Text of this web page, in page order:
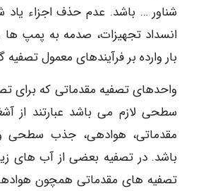
شناور … باشد. عدم حذف اجزاء
انسداد تجهیزات، صدمه به پمپ ها
بار وارده بر فرآیندهای معمول تصفیه
واحدهای تصفیه مقدماتی که برای
سطحی لازم می باشد عبارتند از
مقدماتی، هوادهی، جذب سطحی و
باشد. در تصفیه بعضی از آب های
تصفیه های مقدماتی همچون